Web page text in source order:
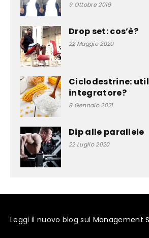
9 Ottobre 2019
Drop set: cos’è?
22 Maggio 2020
Ciclodestrine:
integratore?
8 Gennaio 2021
Dip alle parallele
22 Luglio 2020
Leggi il nuovo blog sul Management